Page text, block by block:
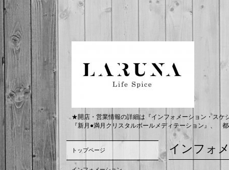
★開店・営業情報の詳細は『インフォメーション・ス
『新月●満月クリスタルボールメディテーション』、
インフォ
トップページ